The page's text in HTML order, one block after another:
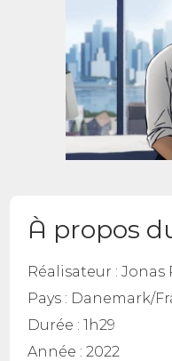
À propos
Réalisateur :Jonas
Pays : Danemark/
Durée :1h29
Année :2022